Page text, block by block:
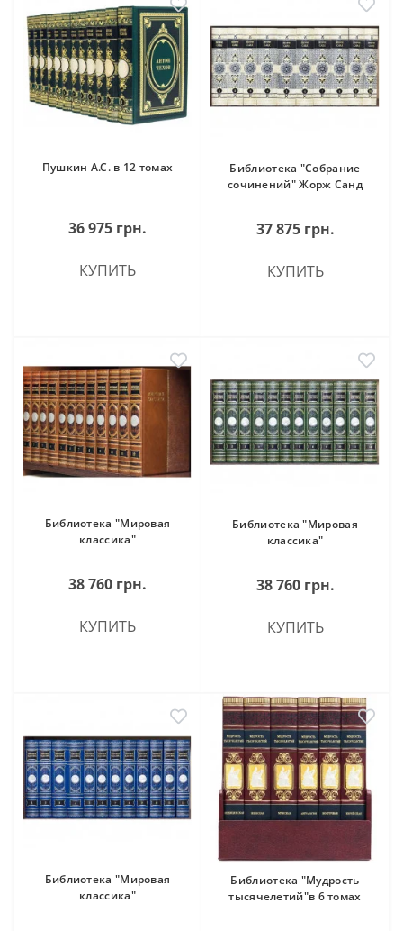
Пушкин А.С. в 12 томах
36 975 грн.
КУПИТЬ
Библиотека "Собрание
сочинений" Жорж Санд
37 875 грн.
КУПИТЬ
Библиотека "Мировая
классика"
38 760 грн.
КУПИТЬ
Библиотека "Мировая
классика"
38 760 грн.
КУПИТЬ
Библиотека "Мировая
классика"
Библиотека "Мудрость
тысячелетий"в 6 томах